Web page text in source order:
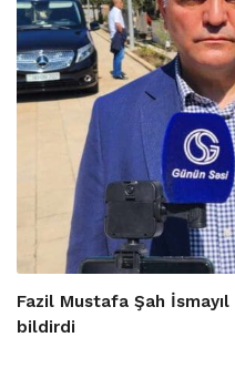
Fazil Mustafa Şah
bildirdi